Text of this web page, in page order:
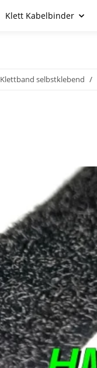
Klett Kabelbinder
Klettband selbstklebend